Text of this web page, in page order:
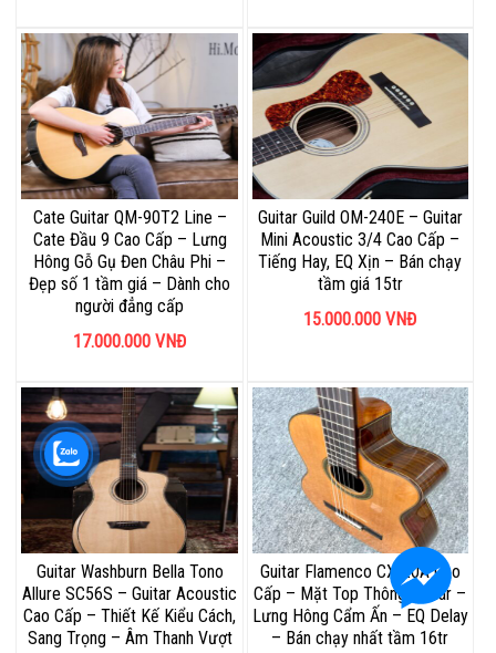
Cate Guitar QM-90T2 Line –
Cate Đầu 9 Cao Cấp – Lưng
Hông Gỗ Gụ Đen Châu Phi –
Đẹp số 1 tầm giá – Dành cho
người đẳng cấp
17.000.000 VNĐ
Guitar Guild OM-240E – Guitar
Mini Acoustic 3/4 Cao Cấp –
Tiếng Hay, EQ Xịn – Bán chạy
tầm giá 15tr
15.000.000 VNĐ
Guitar Washburn Bella Tono
Allure SC56S – Guitar Acoustic
Cao Cấp – Thiết Kế Kiểu Cách,
Sang Trọng – Âm Thanh Vượt
Guitar Flamenco CX-20A Cao
Cấp – Mặt Top Thông Cedar –
Lưng Hông Cẩm Ấn – EQ Delay
– Bán chạy nhất tầm 16tr